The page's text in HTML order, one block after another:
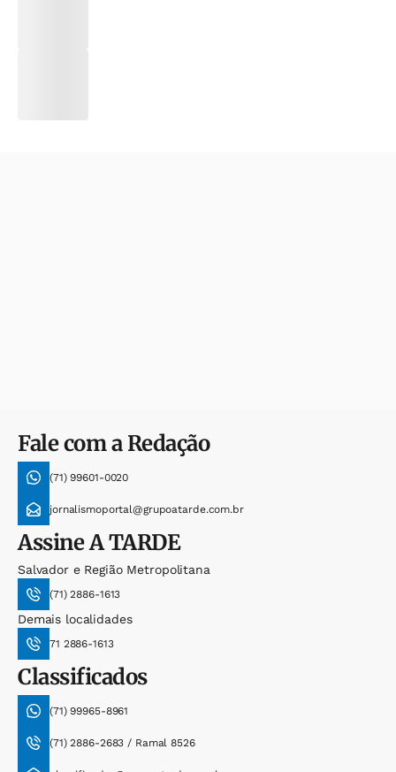
Fale com a Redação
(71) 99601-0020
jornalismoportal@grupoatarde.com.br
AssineA TARDE
Salvador e Região Metropolitana
(71) 2886-1613
Demais localidades
71 2886-1613
Classificados
(71) 99965-8961
(71) 2886-2683 / Ramal 8526